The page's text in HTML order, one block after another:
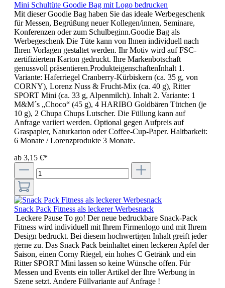
Mini Schultüte Goodie Bag mit Logo bedrucken
Mit dieser Goodie Bag haben Sie das ideale Werbegeschenk
für Messen, Begrüßung neuer Kollegen/innen, Seminare,
Konferenzen oder zum Schulbeginn.Goodie Bag als
Werbegeschenk Die Tüte kann von Ihnen individuell nach
Ihren Vorlagen gestaltet werden. Ihr Motiv wird auf FSC-
zertifiziertem Karton gedruckt. Ihre Markenbotschaft
genussvoll präsentieren.ProdukteigenschaftenInhalt 1.
Variante: Haferriegel Cranberry-Kürbiskern (ca. 35 g, von
CORNY), Lorenz Nuss & Frucht-Mix (ca. 40 g), Ritter
SPORT Mini (ca. 33 g, Alpenmilch). Inhalt 2. Variante: 1
M&M´s „Choco“ (45 g), 4 HARIBO Goldbären Tütchen (je
10 g), 2 Chupa Chups Lutscher. Die Füllung kann auf
Anfrage variiert werden. Optional gegen Aufpreis auf
Graspapier, Naturkarton oder Coffee-Cup-Paper. Haltbarkeit:
6 Monate / Lorenzprodukte 3 Monate.
ab 3,15 €*
Snack Pack Fitness als leckerer Werbesnack
Leckere Pause To go! Der neue bedruckbare Snack-Pack
Fitness wird individuell mit Ihrem Firmenlogo und mit Ihrem
Design bedruckt. Bei diesem hochwertigen Inhalt greift jeder
gerne zu. Das Snack Pack beinhaltet einen leckeren Apfel der
Saison, einen Corny Riegel, ein hohes C Getränk und ein
Ritter SPORT Mini lassen so keine Wünsche offen. Für
Messen und Events ein toller Artikel der Ihre Werbung in
Szene setzt. Andere Füllvariante auf Anfrage !